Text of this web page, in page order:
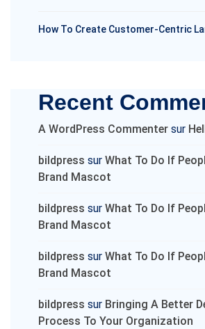
How To Create Customer-Centric
Recent
A WordPress Commenter sur
bildpress sur What To Do If
Brand Mascot
bildpress sur What To Do If
Brand Mascot
bildpress sur What To Do If
Brand Mascot
bildpress sur Bringing A Better
Process To Your Organization